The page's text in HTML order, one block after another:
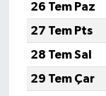
26 Tem Paz
27 Tem Pts
28 Tem Sal
29 Tem Çar